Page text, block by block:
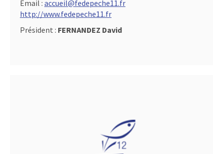
Email : accueil@fedepeche11.fr
http://www.fedepeche11.fr
Président : FERNANDEZ David